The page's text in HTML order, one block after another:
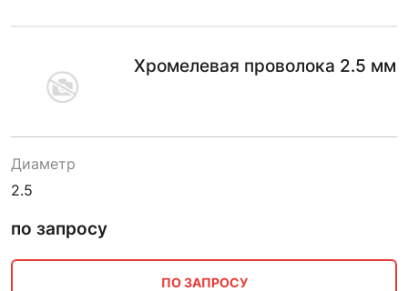
Хромелевая проволока 2.5 мм
Диаметр
2.5
по запросу
ПО ЗАПРОСУ